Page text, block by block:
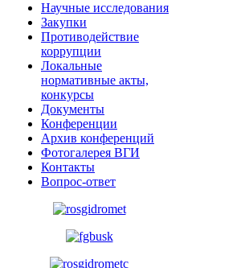
Научные исследования
Закупки
Противодействие
коррупции
Локальные
нормативные акты,
конкурсы
Документы
Конференции
Архив конференций
Фотогалерея ВГИ
Контакты
Вопрос-ответ